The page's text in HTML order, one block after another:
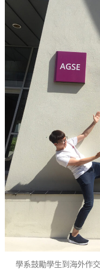
學系鼓勵學生到海外作